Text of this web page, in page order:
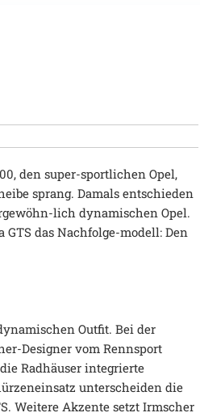
den super-sportlichen Opel,
sprang. Damals entschieden
lich dynamischen Opel.
das Nachfolge-modell: Den
Outfit. Bei der
Designer vom Rennsport
Radhäuser integrierte
unterscheiden die
Weitere Akzente setzt Irmscher